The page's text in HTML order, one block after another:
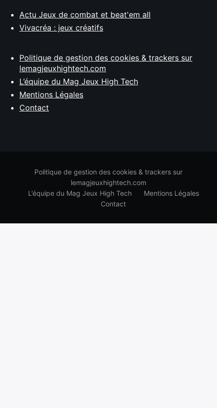
Actu Jeux de combat et beat'em all
Vivacréa : jeux créatifs
Politique de gestion des cookies & trackers sur
lemagjeuxhightech.com
L’équipe du Mag Jeux High Tech
Mentions Légales
Contact
Politique de gestion des cookies & trackers sur
lemagjeuxhightech.com
L’équipe du Mag Jeux High Tech
Mentions Légales
Contact